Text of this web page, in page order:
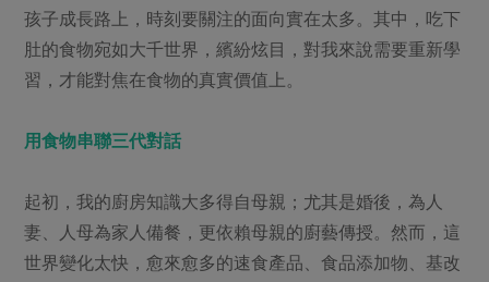
水畜加工品
調理食材・點心
休閒零嘴
保健食品
居家好物
料理方式
烘焙．點心
醬料
湯品．鍋物
涼拌沙拉
合作25-經典快閃最後一週
合作25-精選產品第四彈
主婦聯盟X樂齡網特約優惠案
30%rPET紅烏龍茶
關注議題
減硝酸鹽 惜食
減添加物 減塑減廢
公益金 食農教育
更多議題
產品檢驗
自主把關
硝酸鹽檢驗
社員權益
合作社法規
孩子成長路上，時刻要關注的面向實在太多。其中，吃下
肚的食物宛如大千世界，繽紛炫目，對我來說需要重新學
習，才能對焦在食物的真實價值上。
用食物串聯三代對話
起初，我的廚房知識大多得自母親；尤其是婚後，為人
妻、人母為家人備餐，更依賴母親的廚藝傳授。然而，這
世界變化太快，愈來愈多的速食產品、食品添加物、基改